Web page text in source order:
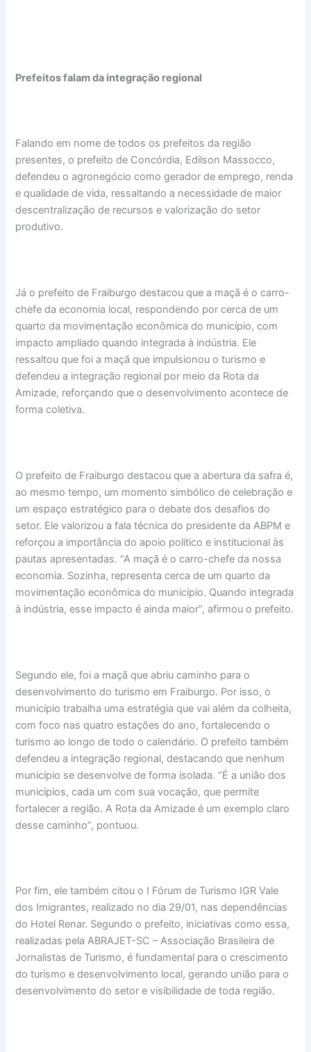
Prefeitos falam da integração regional
Falando em nome de todos os prefeitos da região
presentes, o prefeito de Concórdia, Edilson Massocco,
defendeu o agronegócio como gerador de emprego, renda
e qualidade de vida, ressaltando a necessidade de maior
descentralização de recursos e valorização do setor
produtivo.
Já o prefeito de Fraiburgo destacou que a maçã é o carro-
chefe da economia local, respondendo por cerca de um
quarto da movimentação econômica do município, com
impacto ampliado quando integrada à indústria. Ele
ressaltou que foi a maçã que impulsionou o turismo e
defendeu a integração regional por meio da Rota da
Amizade, reforçando que o desenvolvimento acontece de
forma coletiva.
O prefeito de Fraiburgo destacou que a abertura da safra é,
ao mesmo tempo, um momento simbólico de celebração e
um espaço estratégico para o debate dos desafios do
setor. Ele valorizou a fala técnica do presidente da ABPM e
reforçou a importância do apoio político e institucional às
pautas apresentadas. “A maçã é o carro-chefe da nossa
economia. Sozinha, representa cerca de um quarto da
movimentação econômica do município. Quando integrada
à indústria, esse impacto é ainda maior”, afirmou o prefeito.
Segundo ele, foi a maçã que abriu caminho para o
desenvolvimento do turismo em Fraiburgo. Por isso, o
município trabalha uma estratégia que vai além da colheita,
com foco nas quatro estações do ano, fortalecendo o
turismo ao longo de todo o calendário. O prefeito também
defendeu a integração regional, destacando que nenhum
município se desenvolve de forma isolada. “É a união dos
municípios, cada um com sua vocação, que permite
fortalecer a região. A Rota da Amizade é um exemplo claro
desse caminho”, pontuou.
Por fim, ele também citou o I Fórum de Turismo IGR Vale
dos Imigrantes, realizado no dia 29/01, nas dependências
do Hotel Renar. Segundo o prefeito, iniciativas como essa,
realizadas pela ABRAJET-SC – Associação Brasileira de
Jornalistas de Turismo, é fundamental para o crescimento
do turismo e desenvolvimento local, gerando união para o
desenvolvimento do setor e visibilidade de toda região.